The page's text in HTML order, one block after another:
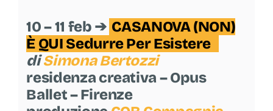
10 – 11 feb ➔ CASANOVA (NON)
È QUI Sedurre Per Esistere
diSimona Bertozzi
residenza creativa – Opus
Ballet – Firenze